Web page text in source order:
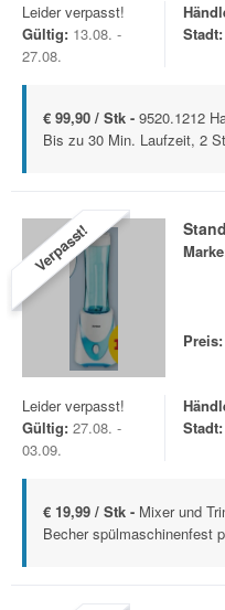
Leider verpasst!
Gültig: 13.08. -
27.08.
Stadt:
€ 99,90 / Stk - 9520.1212
Bis zu 30 Min. Laufzeit, 2
Verpasst!
Preis:
Leider verpasst!
Gültig: 27.08. -
03.09.
Stadt:
€ 19,99 / Stk - Mixer und
Becher spülmaschinenfest